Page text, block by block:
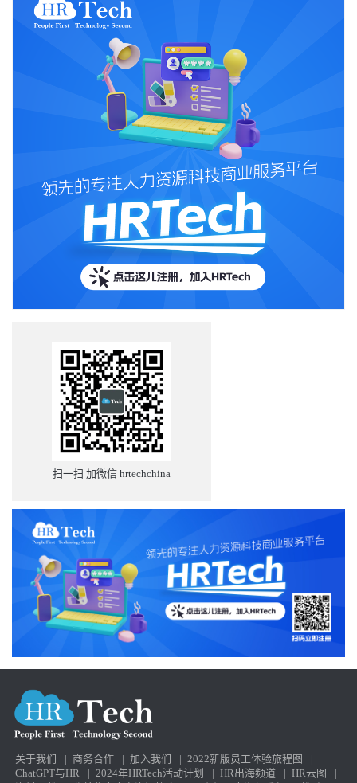
扫一扫 加微信 hrtechchina
关于我们 | 商务合作 | 加入我们 | 2022新版员工体验旅程图
|
ChatGPT与HR
| 2024年HRTech活动计划 | HR出海频道 | HR云图
|